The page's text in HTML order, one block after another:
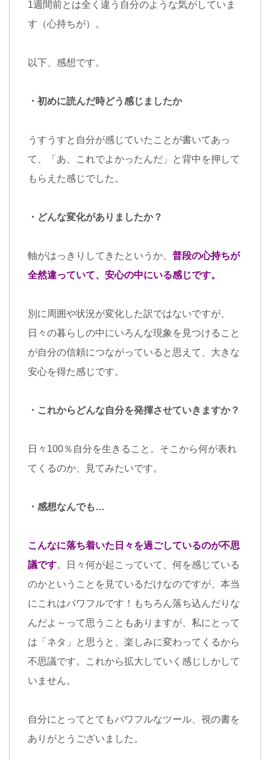
1週間前とは全く違う自分のような気がしていま
す（心持ちが）。
以下、感想です。
・初めに読んだ時どう感じましたか
うすうすと自分が感じていたことが書いてあっ
て、「あ、これでよかったんだ」と背中を押して
もらえた感じでした。
・どんな変化がありましたか？
軸がはっきりしてきたというか、 普段の心持ちが
全然違っていて、安心の中にいる感じです。
別に周囲や状況が変化した訳ではないですが、
日々の暮らしの中にいろんな現象を見つけること
が自分の信頼につながっていると思えて、大きな
安心を得た感じです。
・これからどんな自分を発揮させていきますか？
日々 100％自分を生きること。そこから何が表れ
てくるのか、見てみたいです。
・感想なんでも…
こんなに落ち着いた日々を過ごしているのが不思
議です。日々何が起こっていて、何を感じている
のかということを見ているだけなのですが、本当
にこれはパワフルです！もちろん落ち込んだりな
んだよ～って思うこともありますが、私にとって
は「ネタ」と思うと、楽しみに変わってくるから
不思議です。これから拡大していく感じしかして
いません。
自分にとってとてもパワフルなツール、視の書を
ありがとうございました。